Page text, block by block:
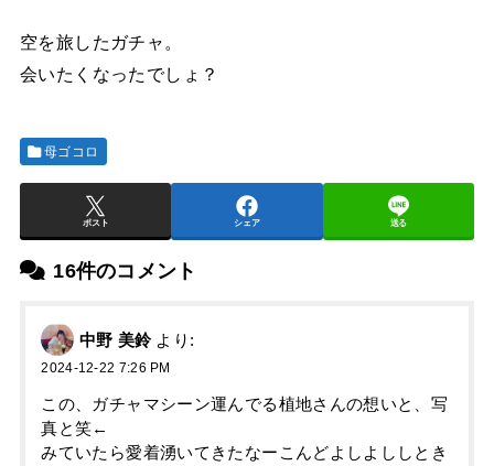
空を旅したガチャ。
会いたくなったでしょ？
母ゴコロ
ポスト シェア 送る
16件のコメント
中野 美鈴 より:
2024-12-22 7:26 PM
この、ガチャマシーン運んでる植地さんの想いと、写
真と笑←
みていたら愛着湧いてきたなーこんどよしよししとき